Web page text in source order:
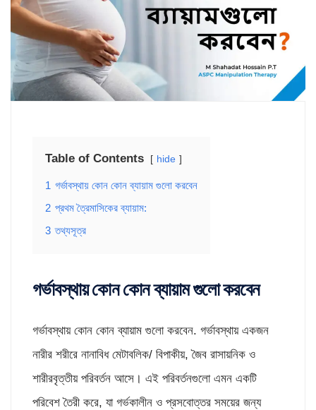
Table of Contents hide
1 গর্ভাবস্থায় কোন কোন ব্যায়াম গুলো করবেন
2 প্রথম ত্রৈমাসিকের ব্যায়াম:
3 তথ্যসূত্র
গর্ভাবস্থায় কোন কোন ব্যায়াম গুলো করবেন
গর্ভাবস্থায় কোন কোন ব্যায়াম গুলো করবেন. গর্ভাবস্থায় একজন
নারীর শরীরে নানাবিধ মেটাবলিক/ বিপাকীয়, জৈব রাসায়নিক ও
শারীরবৃত্তীয় পরিবর্তন আসে। এই পরিবর্তনগুলো এমন একটি
পরিবেশ তৈরী করে, যা গর্ভকালীন ও প্রসবোত্তর সময়ের জন্য